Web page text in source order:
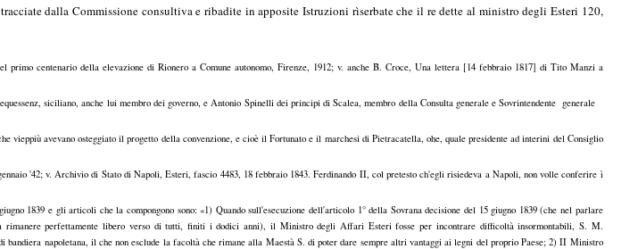
dalla Commissione consultiva e ribadite in apposite Istruzioni rìserbate che il re dette al ministro degli Esteri 120,
primo centenario della elevazione di Rionero a Comune autonomo, Firenze, 1912; v. anche B. Croce, Una lettera [14 febbraio 1817] di Tito Manzi a
siciliano, anche lui membro dei governo, e Antonio Spinelli dei principi di Scalea, membro della Consulta generale e Sovrintendente generale
vieppiù avevano osteggiato il progetto della convenzione, e cioè il Fortunato e il marchesi di Pietracatella, ohe, quale presidente ad interini del Consiglio
'42; v. Archivio di Stato di Napoli, Esteri, fascio 4483, 18 febbraio 1843. Ferdinando II, col pretesto ch'egli risiedeva a Napoli, non volle conferire ì
1839 e gli articoli che la compongono sono: «1) Quando sull'esecuzione dell'articolo 1° della Sovrana decisione del 15 giugno 1839 (che nel parlare
rimanere perfettamente libero verso di tutti, finiti i dodici anni), il Ministro degli Affari Esteri fosse per incontrare difficoltà insormontabili, S. M.
bandiera napoletana, il che non esclude la facoltà che rimane alla Maestà S. di poter dare sempre altri vantaggi ai legni del proprio Paese; 2) II Ministro